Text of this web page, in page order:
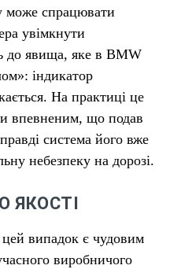
може спрацювати
увімкнути
до явища, яке в BMW
індикатор
На практиці це
впевненим, що подав
система його вже
небезпеку на дорозі.
цей випадок є чудовим
виробничого